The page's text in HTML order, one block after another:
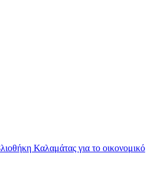
Καλαμάτας για το οικονομικό